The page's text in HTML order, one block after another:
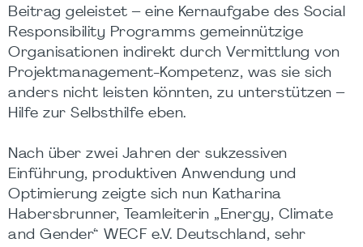
Beitrag geleistet – eine Kernaufgabe des Social
Responsibility Programms gemeinnützige
Organisationen indirekt durch Vermittlung von
Projektmanagement-Kompetenz, was sie sich
anders nicht leisten könnten, zu unterstützen –
Hilfe zur Selbsthilfe eben.
Nach über zwei Jahren der sukzessiven
Einführung, produktiven Anwendung und
Optimierung zeigte sich nun Katharina
Habersbrunner, Teamleiterin „Energy, Climate
and Gender“ WECF e.V. Deutschland, sehr